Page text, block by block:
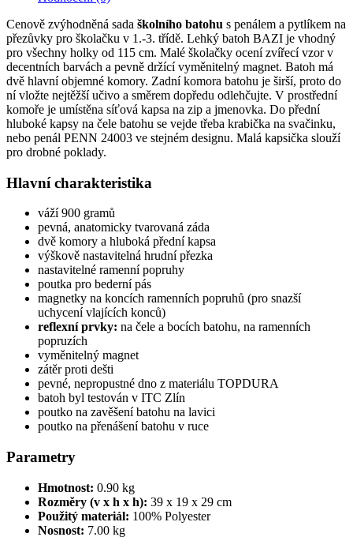
Cenově zvýhodněná sada školního batohu s penálem a pytlíkem na
přezůvky pro školačku v 1.-3. třídě. Lehký batoh BAZI je vhodný
pro všechny holky od 115 cm. Malé školačky ocení zvířecí vzor v
decentních barvách a pevně držící vyměnitelný magnet. Batoh má
dvě hlavní objemné komory. Zadní komora batohu je širší, proto do
ní vložte nejtěžší učivo a směrem dopředu odlehčujte. V prostřední
komoře je umístěna síťová kapsa na zip a jmenovka. Do přední
hluboké kapsy na čele batohu se vejde třeba krabička na svačinku,
nebo penál PENN 24003 ve stejném designu. Malá kapsička slouží
pro drobné poklady.
Hlavní charakteristika
váží 900 gramů
pevná, anatomicky tvarovaná záda
dvě komory a hluboká přední kapsa
výškově nastavitelná hrudní přezka
nastavitelné ramenní popruhy
poutka pro bederní pás
magnetky na koncích ramenních popruhů (pro snazší
uchycení vlajících konců)
reflexní prvky: na čele a bocích batohu, na ramenních
popruzích
vyměnitelný magnet
zátěr proti dešti
pevné, nepropustné dno z materiálu TOPDURA
batoh byl testován v ITC Zlín
poutko na zavěšení batohu na lavici
poutko na přenášení batohu v ruce
Parametry
Hmotnost: 0.90 kg
Rozměry (v x h x h): 39 x 19 x 29 cm
Použitý materiál: 100% Polyester
Nosnost: 7.00 kg